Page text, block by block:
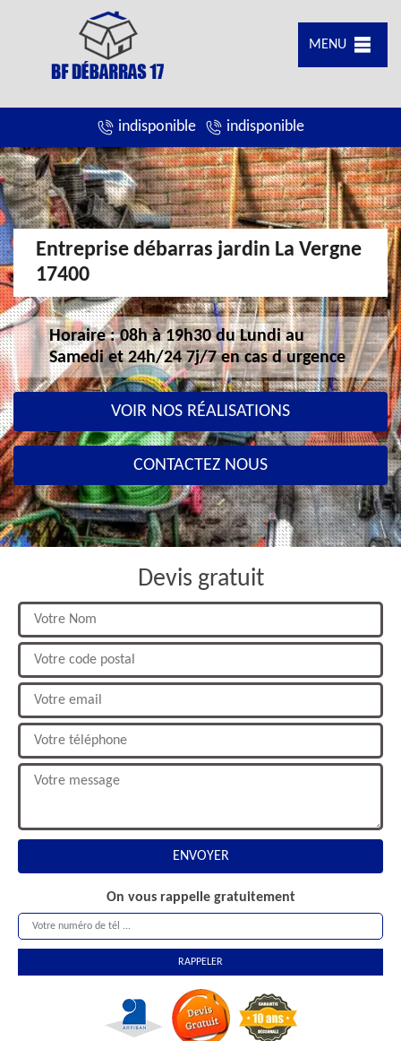
MENU
indisponible indisponible
Entreprise débarras jardin La Vergne
17400
Horaire : 08h à 19h30 du Lundi au
Samedi et 24h/24 7j/7 en cas d urgence
VOIR NOS RÉALISATIONS
CONTACTEZ NOUS
Devis gratuit
On vous rappelle gratuitement